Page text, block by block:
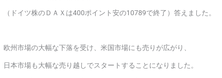
（ドイツ株のＤＡＸは400ポイント安の10789で終了）答えました。
欧州市場の大幅な下落を受け、米国市場にも売りが広がり、
日本市場も大幅な売り越しでスタートすることになりました。